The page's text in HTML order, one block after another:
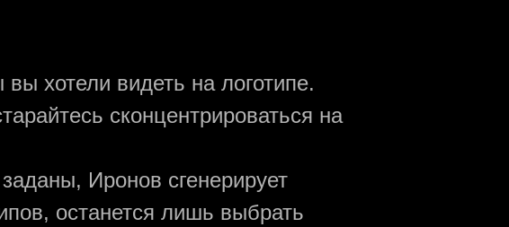
хотели видеть на логотипе.
сконцентрироваться на
Иронов сгенерирует
останется лишь выбрать